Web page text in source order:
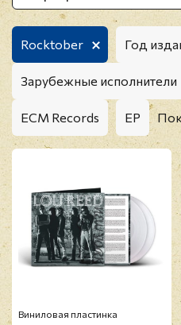
Rocktober Год
Зарубежные исполнители
ECM Records EP
Виниловая пластинка